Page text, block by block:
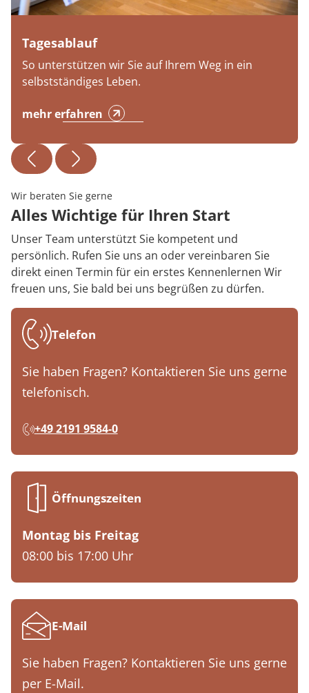
Tagesablauf
So unterstützen wir Sie auf Ihrem Weg in ein
selbstständiges Leben.
mehr erfahren
Wir beraten Sie gerne
Alles Wichtige für Ihren Start
Unser Team unterstützt Sie kompetent und
persönlich. Rufen Sie uns an oder vereinbaren Sie
direkt einen Termin für ein erstes Kennenlernen Wir
freuen uns, Sie bald bei uns begrüßen zu dürfen.
Telefon
Sie haben Fragen? Kontaktieren Sie uns gerne
telefonisch.
+49 2191 9584-0
Öffnungszeiten
Montag bis Freitag
08:00 bis 17:00 Uhr
E-Mail
Sie haben Fragen? Kontaktieren Sie uns gerne
per E-Mail.